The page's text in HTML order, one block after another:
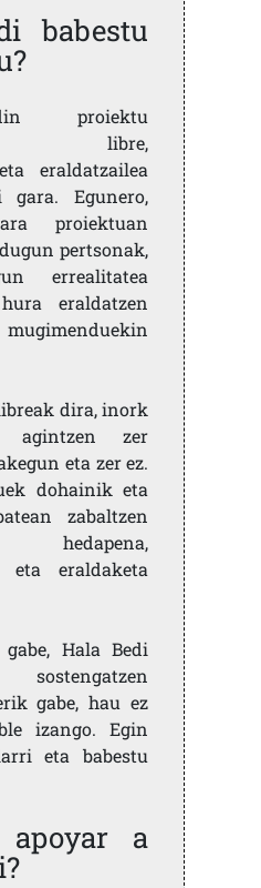
babestu
proiektu
libre,
eraldatzailea
Egunero,
proiektuan
pertsonak,
errealitatea
eraldatzen
dira, inork
agintzen zer
eta zer ez.
dohainik eta
zabaltzen
eta eraldaketa
Hala Bedi
sostengatzen
gabe, hau ez
izango. Egin
eta babestu
apoyar a